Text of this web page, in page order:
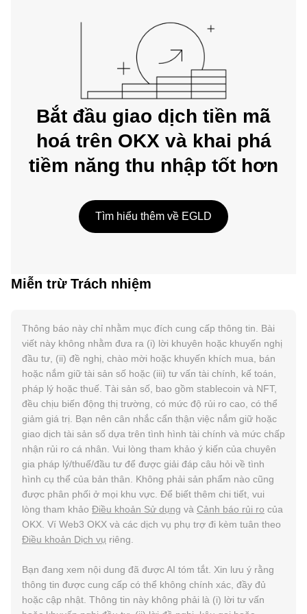
Bắt đầu giao dịch tiền mã
hoá trên OKX và khai phá
tiềm năng thu nhập tốt hơn
Tìm hiểu thêm về EGLD
Miễn trừ Trách nhiệm
Thông báo này chỉ nhằm mục đích cung cấp thông tin. Bài
viết này không nhằm đưa ra (i) lời khuyên hoặc khuyến nghị
đầu tư, (ii) đề nghị, chào mời hoặc khuyến khích mua, bán
hoặc nắm giữ tài sản số hoặc (iii) tư vấn tài chính, kế toán,
pháp lý hoặc thuế. Tài sản số, bao gồm stablecoin và NFT,
đều chịu biến động thị trường, có mức độ rủi ro cao, có thể
giảm giá trị. Bạn nên cân nhắc cẩn thận việc nắm giữ hoặc
giao dịch tài sản số dựa trên tình hình tài chính và mức chấp
nhận rủi ro cá nhân. Vui lòng tham khảo ý kiến của chuyên
gia pháp lý/thuế/đầu tư để được giải đáp câu hỏi về tình
hình cụ thể của bản thân. Không phải sản phẩm nào cũng
được phân phối ở mọi khu vực. Để biết thêm chi tiết, vui
lòng tham khảo Điều khoản Sử dụng và Cảnh báo rủi ro của
OKX. Ví Web3 OKX và các dịch vụ phụ trợ đi kèm tuân theo
Điều khoản Dịch vụ riêng.
Bạn đang xem nội dung đã được AI tóm tắt. Xin lưu ý rằng
thông tin được cung cấp có thể không chính xác, đầy đủ
hoặc cập nhật. Thông tin này không phải là (i) lời tư vấn